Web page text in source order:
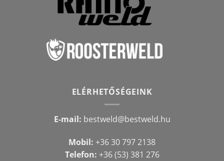
ELÉRHETŐSÉGEINK
E-mail: bestweld@bestweld.hu
Mobil: +36 30 797 2138
Telefon: +36 (53) 381 276